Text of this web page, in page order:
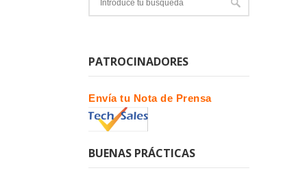
PATROCINADORES
Envía tu Nota de Prensa
BUENAS PRÁCTICAS